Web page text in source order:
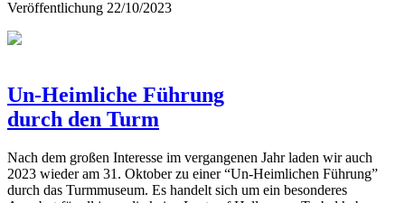
Veröffentlichung 22/10/2023
Un-Heimliche Führung
durch den Turm
Nach dem großen Interesse im vergangenen Jahr laden wir auch
2023 wieder am 31. Oktober zu einer “Un-Heimlichen Führung”
durch das Turmmuseum. Es handelt sich um ein besonderes